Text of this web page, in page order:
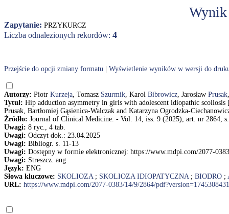
Zapytanie: PRZYKURCZ
Liczba odnalezionych rekordów: 4
Przejście do opcji zmiany formatu Wyświetlenie wyników w wersji do
Autorzy: Piotr Kurzeja, Tomasz Szurmik, Karol Bibrowicz, Jarosław Prusak
Tytuł: Hip adduction asymmetry in girls with adolescent idiopathic
Prusak, Bartłomiej Gąsienica-Walczak and Katarzyna Ogrodzka-
Źródło: Journal of Clinical Medicine. - Vol. 14, iss. 9 (2025), art. nr 2864,
Uwagi: 8 ryc., 4 tab.
Uwagi: Odczyt dok.: 23.04.2025
Uwagi: Bibliogr. s. 11-13
Uwagi: Dostępny w formie elektronicznej: https://www.mdpi.com/2077-
Uwagi: Streszcz. ang.
Język: ENG
Słowa kluczowe: SKOLIOZA; SKOLIOZA IDIOPATYCZNA; BIODRO ;
URL: https://www.mdpi.com/2077-0383/14/9/2864/pdf?version=1745308431